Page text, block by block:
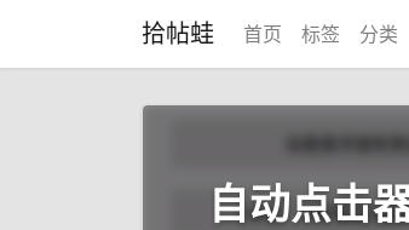
拾帖蛙 首页 标签 分类
自动点击